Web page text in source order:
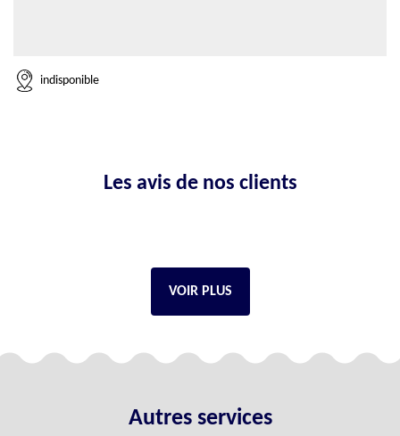
indisponible
Les avis de nos clients
VOIR PLUS
Autres services